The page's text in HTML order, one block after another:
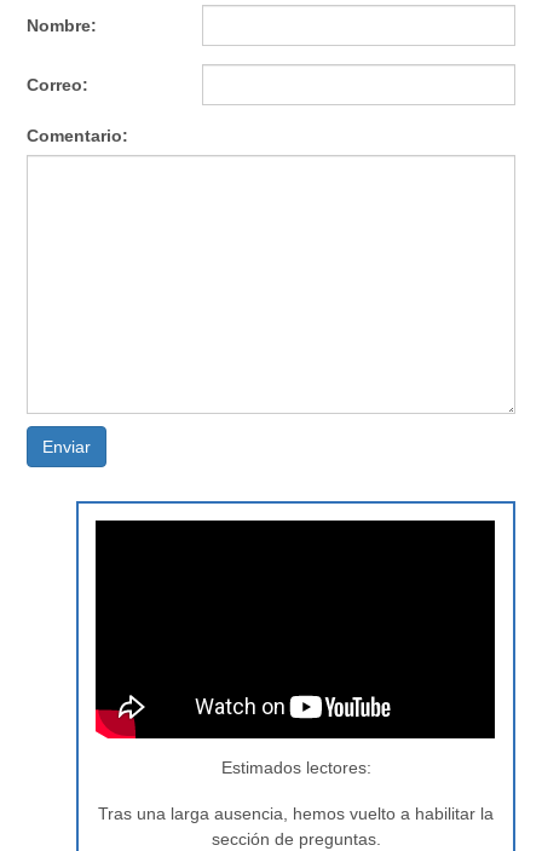
Nombre:
Correo:
Comentario:
Enviar
Estimados lectores:
Tras una larga ausencia, hemos vuelto a habilitar la
sección de preguntas.